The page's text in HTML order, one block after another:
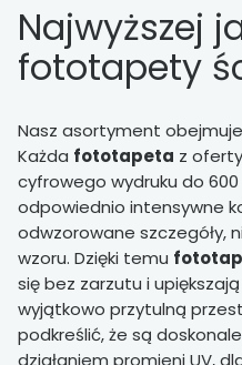
Najwyższej
fototapety
Nasz asortyment
Każda fototapeta z
cyfrowego wydruku do
odpowiednio intensywne
odwzorowane szczegóły,
wzoru. Dzięki temu
się bez zarzutu i
wyjątkowo przytulną
podkreślić, że są
działaniem promieni UV,